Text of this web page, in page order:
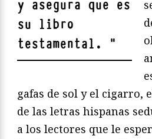
y asegura que es
su libro
testamental.
"
gafas de sol y el cigarro,
de las letras hispanas
a los lectores que le